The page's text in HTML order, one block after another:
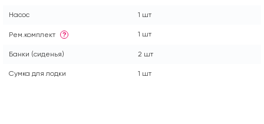
Насос 1 шт
Рем.комплект ? 1 шт
Банки (сиденья) 2 шт
Сумка для лодки 1 шт